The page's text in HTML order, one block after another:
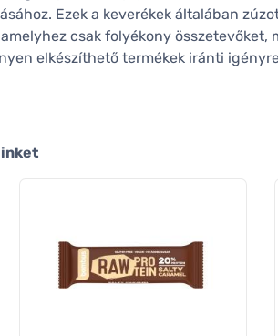
Ezek a keverékek általában
csak folyékony összetevőket,
elkészíthető termékek iránti